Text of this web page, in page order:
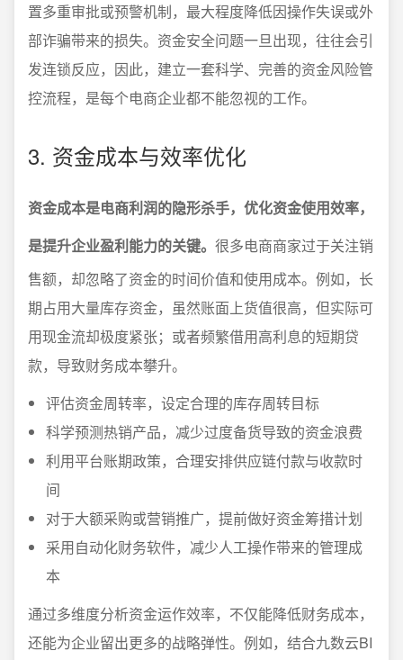
置多重审批或预警机制，最大程度降低因操作失误或外
部诈骗带来的损失。资金安全问题一旦出现，往往会引
发连锁反应，因此，建立一套科学、完善的资金风险管
控流程，是每个电商企业都不能忽视的工作。
3. 资金成本与效率优化
资金成本是电商利润的隐形杀手，优化资金使用效率，
是提升企业盈利能力的关键。 很多电商商家过于关注销
售额，却忽略了资金的时间价值和使用成本。例如，长
期占用大量库存资金，虽然账面上货值很高，但实际可
用现金流却极度紧张；或者频繁借用高利息的短期贷
款，导致财务成本攀升。
评估资金周转率，设定合理的库存周转目标
科学预测热销产品，减少过度备货导致的资金浪费
利用平台账期政策，合理安排供应链付款与收款时
间
对于大额采购或营销推广，提前做好资金筹措计划
采用自动化财务软件，减少人工操作带来的管理成
本
通过多维度分析资金运作效率，不仅能降低财务成本，
还能为企业留出更多的战略弹性。例如，结合九数云BI